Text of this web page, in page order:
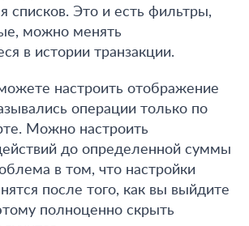
списков. Это и есть фильтры,
можно менять
в истории транзакции.
настроить отображение
операции только по
Можно настроить
до определенной суммы
в том, что настройки
после того, как вы выйдите
полноценно скрыть